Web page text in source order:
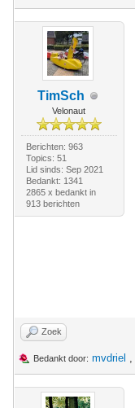
TimSch
Velonaut
Berichten: 963
Topics: 51
Lid sinds: Sep 2021
Bedankt: 1341
2865 x bedankt in
913 berichten
Zoek
Bedankt door: mvdriel ,